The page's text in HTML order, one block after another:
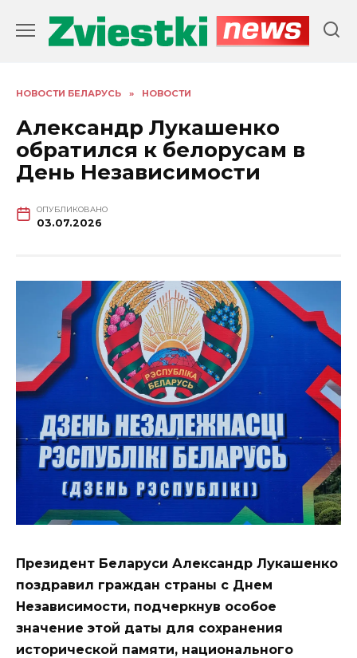
содержанию
НОВОСТИ БЕЛАРУСЬ » НОВОСТИ
Александр Лукашенко
обратился к белорусам в
День Независимости
ОПУБЛИКОВАНО
03.07.2026
Президент Беларуси Александр Лукашенко
поздравил граждан страны с Днем
Независимости, подчеркнув особое
значение этой даты для сохранения
исторической памяти, национального